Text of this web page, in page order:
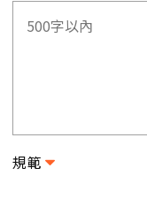
規範